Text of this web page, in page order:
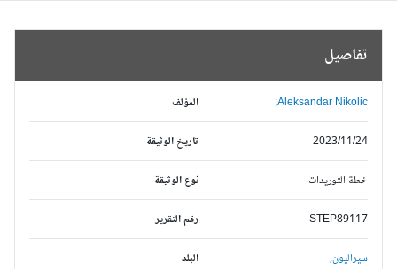
تفاصيل
المؤلف Aleksandar Nikolic;
تاريخ الوثيقة 2023/11/24
نوع الوثيقة خطة التوريدات
رقم التقرير STEP89117
البلد سيراليون,